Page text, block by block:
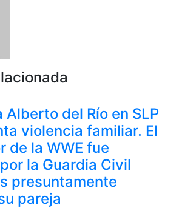
Alberto del Río en SLP
violencia familiar. El
de la WWE fue
la Guardia Civil
presuntamente
pareja